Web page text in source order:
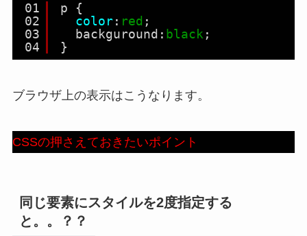
01
02
03
04
p {
color: red ;
backguround: black;
}
ブラウザ上の表示はこうなります。
CSSの押さえておきたいポイント
同じ要素にスタイルを2度指定する
と。。？？